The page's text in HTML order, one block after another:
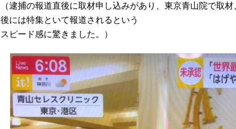
（逮捕の報道直後に取材申し込みがあり、東京青山院で取
後には特集といて報道されるという
スピード感に驚きました。）